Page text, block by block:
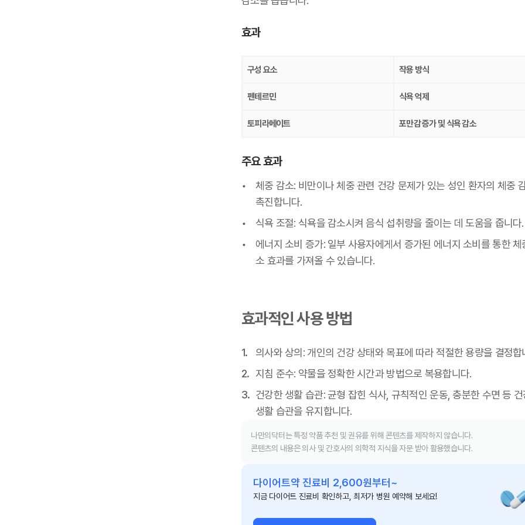
효과
구성 요소 작용 방식
펜테르민 식욕 억제
토피라메이트 포만감 증가 및 식욕 감소
주요 효과
체중 감소: 비만이나 체중 관련 건강 문제가 있는 성인 환자의 체중
촉진합니다.
식욕 조절: 식욕을 감소시켜 음식 섭취량을 줄이는 데 도움을 줍니다.
에너지 소비 증가: 일부 사용자에게서 증가된 에너지 소비를 통한 체
소 효과를 가져올 수 있습니다.
효과적인 사용 방법
의사와 상의: 개인의 건강 상태와 목표에 따라 적절한 용량을 결정합
지침 준수: 약물을 정확한 시간과 방법으로 복용합니다.
건강한 생활 습관: 균형 잡힌 식사, 규칙적인 운동, 충분한 수면 등
생활 습관을 유지합니다.
나만의닥터는 특정 약품 추천 및 권유를 위해 콘텐츠를 제작하지 않습니다.
콘텐츠의 내용은 의사 및 간호사의 의학적 지식을 자문 받아 활용했습니다.
다이어트약 진료비 2,600원부터~
지금 다이어트 진료비 확인하고, 최저가 병원 예약해 보세요!